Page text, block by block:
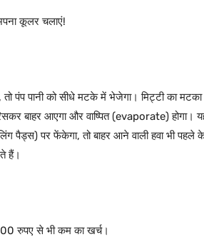
कूलर चलाएं!
पानी को सीधे मटके में भेजेगा। मिट्टी का मटका
बाहर आएगा और वाष्पित (evaporate) होगा।
पैड्स) पर फेंकेगा, तो बाहर आने वाली हवा भी पहले
हैं।
रुपए से भी कम का खर्च।